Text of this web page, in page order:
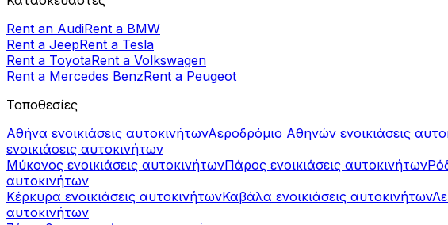
Rent an AudiRent a BMW
Rent a JeepRent a Tesla
Rent a ToyotaRent a Volkswagen
Rent a Mercedes BenzRent a Peugeot
Τοποθεσίες
Αθήνα ενοικιάσεις αυτοκινήτωνΑεροδρόμιο Αθηνών ενοικιάσεις
ενοικιάσεις αυτοκινήτων
Μύκονος ενοικιάσεις αυτοκινήτωνΠάρος ενοικιάσεις αυτοκινήτων
αυτοκινήτων
Κέρκυρα ενοικιάσεις αυτοκινήτωνΚαβάλα ενοικιάσεις αυτοκινήτων
αυτοκινήτων